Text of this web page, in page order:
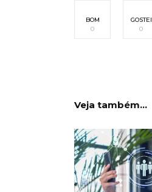
BOM
0
GOSTEI
0
Veja também...